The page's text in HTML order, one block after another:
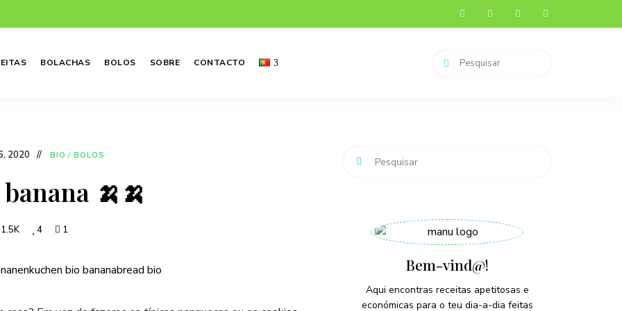
BOLACHAS BOLOS SOBRE CONTACTO
2020 BIO / BOLOS
🍌🍌
1.5K 4 1
Bem-vind@!
Aqui encontras receitas apetitosas e
económicas para o teu dia-a-dia feitas